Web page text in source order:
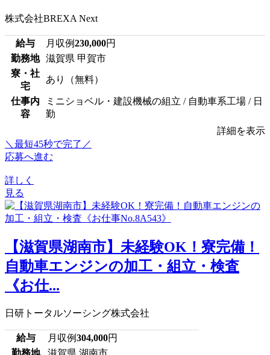
株式会社BREXA Next
給与 月収例230,000円
勤務地
滋賀県 甲賀市
寮・社
宅
あり（無料）
仕事内
容
ミニショベル・建設機械の組立 / 自動車系工場 / 日
勤
詳細を表示
＼最短45秒で完了／
応募へ進む
詳しく
見る
【滋賀県湖南市】未経験OK！寮完備！
自動車エンジンの加工・組立・検査
《お仕...
日研トータルソーシング株式会社
給与 月収例304,000円